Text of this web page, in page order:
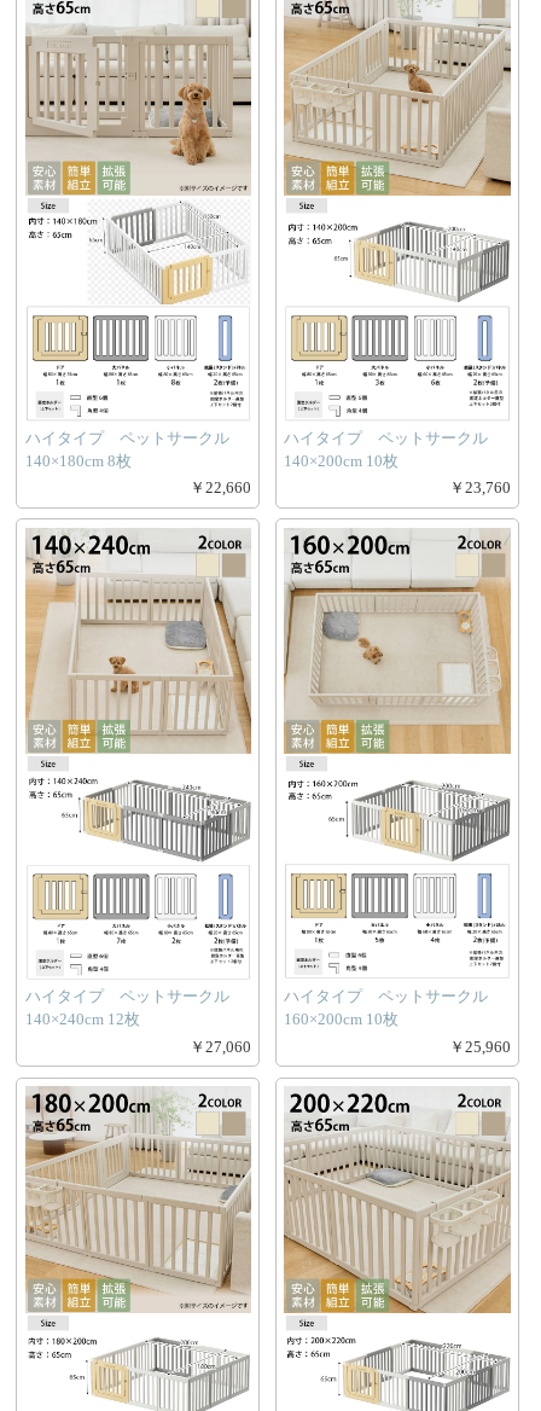
ハイタイプ ペットサークル
140×180cm 8枚
￥22,660
ハイタイプ ペットサークル
140×200cm 10枚
￥23,760
ハイタイプ ペットサークル
140×240cm 12枚
￥27,060
ハイタイプ ペットサークル
160×200cm 10枚
￥25,960